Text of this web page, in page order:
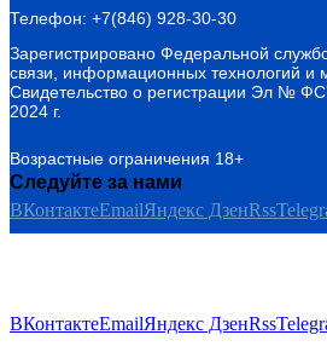
Телефон: +7(846) 928-30-30
Зарегистрировано Федеральной
связи, информационных технологий и
Свидетельство о регистрации Эл №
2024 г.
Возрастные ограничения 18+
Следуйте за нами
ВКонтактеEmailЯндекс ДзенRss
ВКонтактеEmailЯндекс ДзенRss